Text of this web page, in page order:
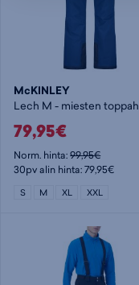
McKINLEY
79,95€
Norm. hinta:99,95€
30pv alin hinta: 79,95€
S M XL XXL